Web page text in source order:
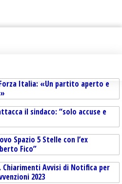
Italia: «Un partito aperto e
il sindaco: “solo accuse e
Spazio 5 Stelle con l’ex
Fico”
Chiarimenti Avvisi di Notifica per
2023